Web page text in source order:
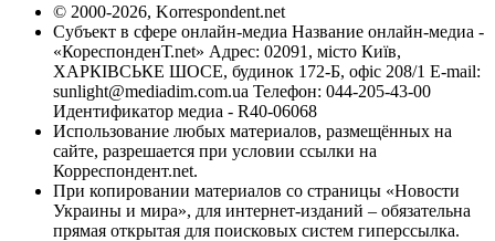
© 2000-2026, Korrespondent.net
Субъект в сфере онлайн-медиа Название онлайн-медиа -
«КореспонденТ.net» Адрес: 02091, місто Київ,
ХАРКІВСЬКЕ ШОСЕ, будинок 172-Б, офіс 208/1 E-mail:
sunlight@mediadim.com.ua Телефон: 044-205-43-00
Идентификатор медиа - R40-06068
Использование любых материалов, размещённых на
сайте, разрешается при условии ссылки на
Корреспондент.net.
При копировании материалов со страницы «Новости
Украины и мира», для интернет-изданий – обязательна
прямая открытая для поисковых систем гиперссылка.